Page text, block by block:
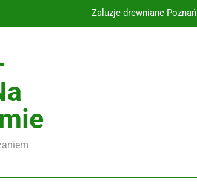
Żaluzje drewniane Poznań